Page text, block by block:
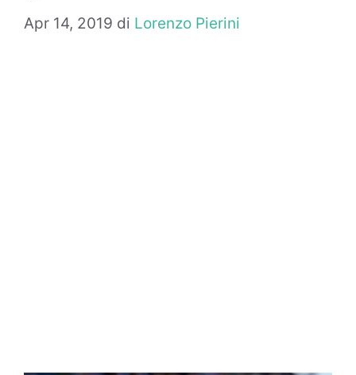
Apr 14, 2019 di Lorenzo Pierini